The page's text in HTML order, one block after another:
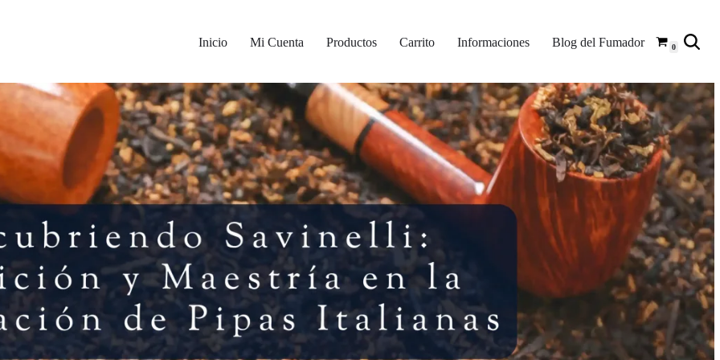
Inicio Mi Cuenta Productos Carrito Informaciones Blog del Fumador 0